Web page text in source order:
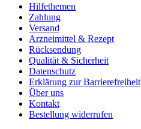
Hilfethemen
Zahlung
Versand
Arzneimittel & Rezept
Rücksendung
Qualität & Sicherheit
Datenschutz
Erklärung zur Barrierefreiheit
Über uns
Kontakt
Bestellung widerrufen